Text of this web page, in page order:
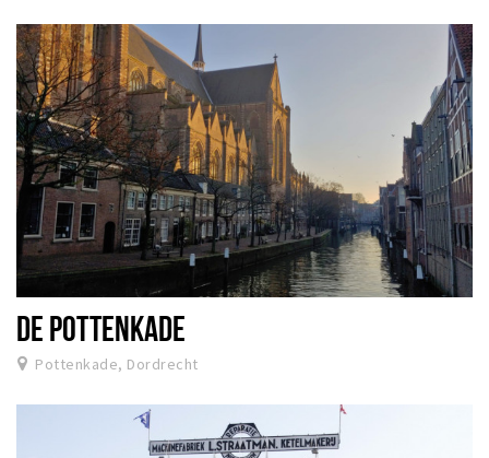
DE POTTENKADE
Pottenkade, Dordrecht